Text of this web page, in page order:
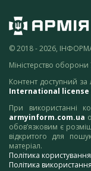
© 2018 - 2026,
Міністерство оборони
Контент доступний за
International license
При використанні
armyinform.com.ua
обов’язковим є
відкритого для
матеріал.
Політика
Політика